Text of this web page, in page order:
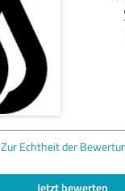
Zur Echtheit der
Jetzt bewerten